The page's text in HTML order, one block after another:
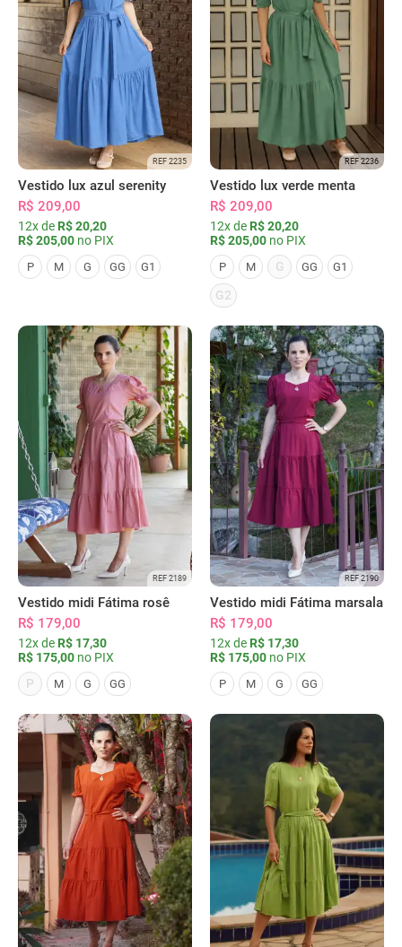
REF 2235
Vestido lux azul serenity
R$ 209,00
12x de R$ 20,20
R$ 205,00 no PIX
P M G GG G1
REF 2236
Vestido lux verde menta
R$ 209,00
12x de R$ 20,20
R$ 205,00 no PIX
P M G GG G1
G2
REF 2189
Vestido midi Fátima rosê
R$ 179,00
12x de R$ 17,30
R$ 175,00 no PIX
P
M G GG
REF 2190
Vestido midi Fátima marsala
R$ 179,00
12x de R$ 17,30
R$ 175,00 no PIX
P M G GG